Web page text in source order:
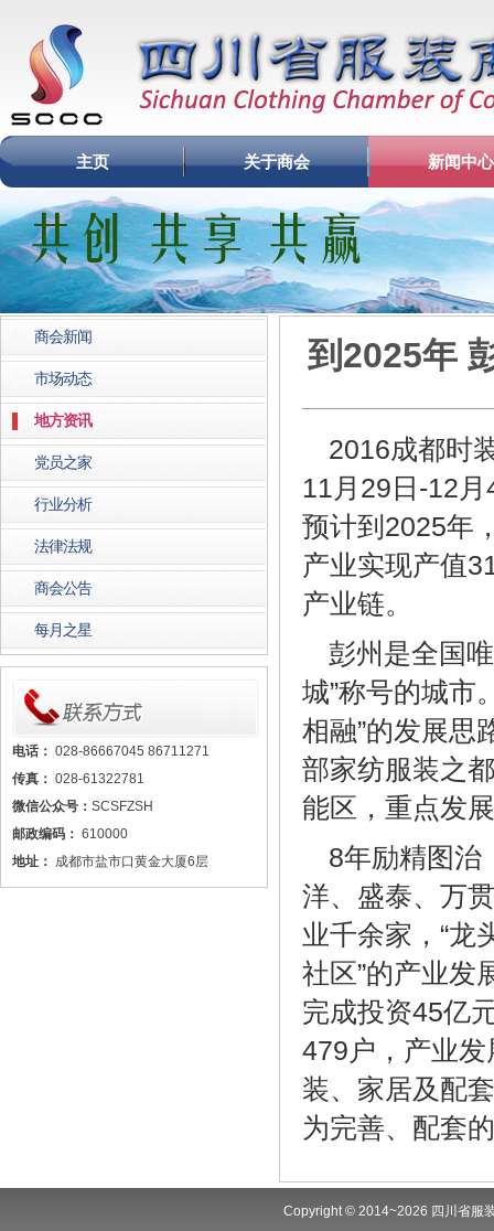
主页 关于商会 新闻中心
商会新闻
市场动态
地方资讯
党员之家
行业分析
法律法规
商会公告
每月之星
电话： 028-86667045 86711271
传真： 028-61322781
微信公众号： SCSFZSH
邮政编码： 610000
地址： 成都市盐市口黄金大厦6层
到2025年
2016成都时
11月29日-12
预计到2025年
产业实现产值
产业链。
彭州是全国
城”称号的城市
相融”的发展思
部家纺服装之
能区，重点发
8年励精图治
洋、盛泰、万
业千余家，“龙
社区”的产业发
完成投资45亿
479户，产业
装、家居及配
为完善、配套
Copyright © 2014~2026 四川省服